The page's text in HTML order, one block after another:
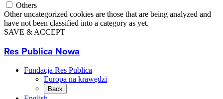
Others
Other uncategorized cookies are those that are being analyzed and
have not been classified into a category as yet.
SAVE & ACCEPT
Res Publica Nowa
Fundacja Res Publica
Europa na krawędzi
Back